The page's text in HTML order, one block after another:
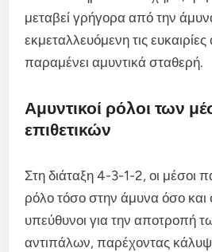
μεταβεί γρήγορα από την
εκμεταλλευόμενη τις
παραμένει αμυντικά σταθερή.
Αμυντικοί ρόλοι των
επιθετικών
Στη διάταξη 4-3-1-2, οι μέσοι
ρόλο τόσο στην άμυνα όσο και
υπεύθυνοι για την αποτροπή
αντιπάλων, παρέχοντας